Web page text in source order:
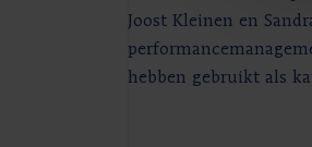
Joost Kleinen en
hebben gebruikt als